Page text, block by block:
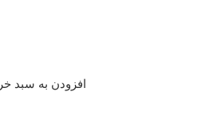
افزودن به سبد